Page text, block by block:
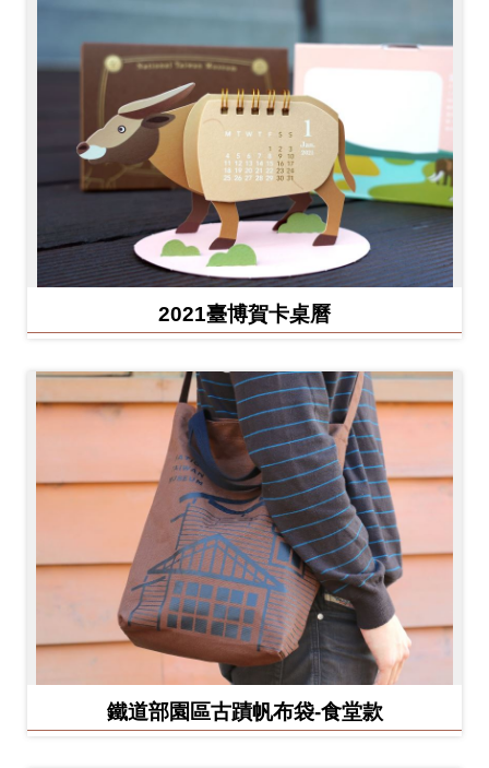
2021臺博賀卡桌曆
鐵道部園區古蹟帆布袋-食堂款